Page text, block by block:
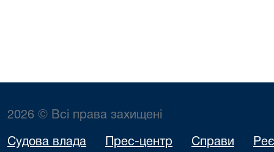
2026 © Всі права захищені
Судова влада Прес-центр Справи